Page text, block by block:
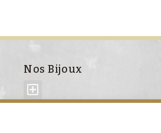
Nos Bijoux